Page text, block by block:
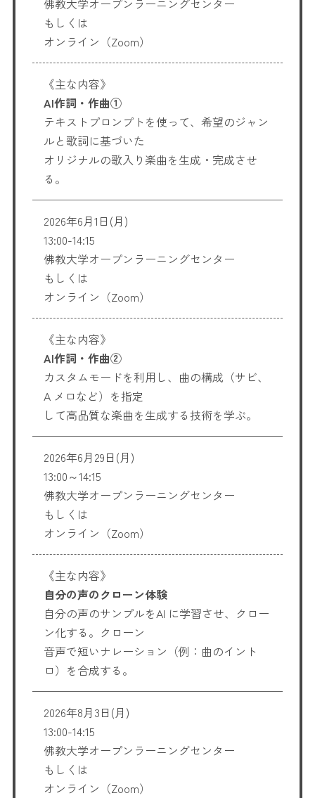
佛教大学オープンラーニングセンター
もしくは
オンライン（Zoom）
《主な内容》
AI作詞・作曲①
テキストプロンプトを使って、希望のジャン
ルと歌詞に基づいた
オリジナルの歌入り楽曲を生成・完成させ
る。
2026年6月1日(月)
13:00-14:15
佛教大学オープンラーニングセンター
もしくは
オンライン（Zoom）
《主な内容》
AI作詞・作曲②
カスタムモードを利用し、曲の構成（サビ、
A メロなど）を指定
して高品質な楽曲を生成する技術を学ぶ。
2026年6月29日(月)
13:00～14:15
佛教大学オープンラーニングセンター
もしくは
オンライン（Zoom）
《主な内容》
自分の声のクローン体験
自分の声のサンプルをAI に学習させ、クロー
ン化する。クローン
音声で短いナレーション（例：曲のイント
ロ）を合成する。
2026年8月3日(月)
13:00-14:15
佛教大学オープンラーニングセンター
もしくは
オンライン（Zoom）